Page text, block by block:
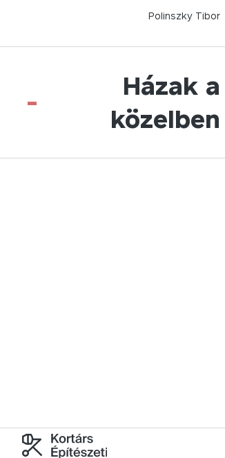
Polinszky Tibor
Házak a
közelben
-